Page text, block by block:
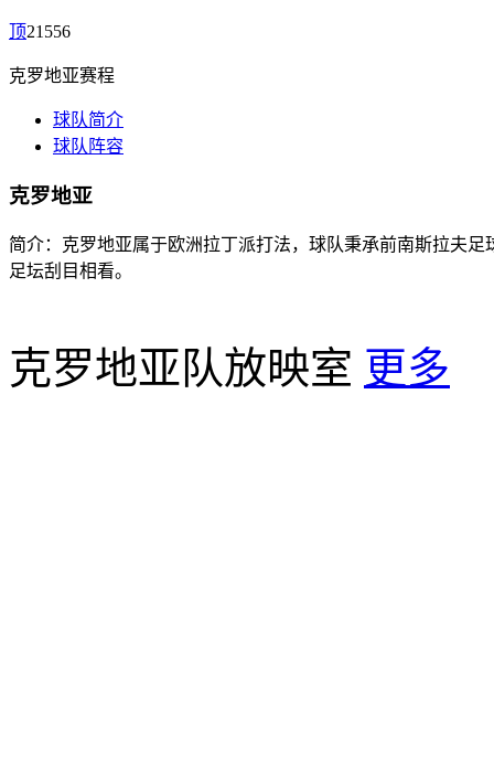
顶21556
克罗地亚赛程
球队简介
球队阵容
克罗地亚
简介：克罗地亚属于欧洲拉丁派打法，球队秉承前南斯拉夫
足坛刮目相看。
克罗地亚队放映室 更多